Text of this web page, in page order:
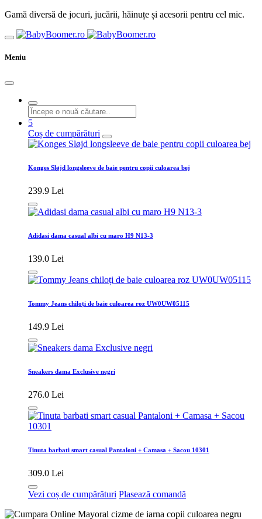
Gamă diversă de jocuri, jucării, hăinuțe și acesorii pentru cel mic.
Meniu
5
Coș de cumpărături
Konges Sløjd longsleeve de baie pentru copii culoarea bej
239.9 Lei
Adidasi dama casual albi cu maro H9 N13-3
139.0 Lei
Tommy Jeans chiloți de baie culoarea roz UW0UW05115
149.9 Lei
Sneakers dama Exclusive negri
276.0 Lei
Tinuta barbati smart casual Pantaloni + Camasa + Sacou 10301
309.0 Lei
Vezi coș de cumpărături Plasează comandă